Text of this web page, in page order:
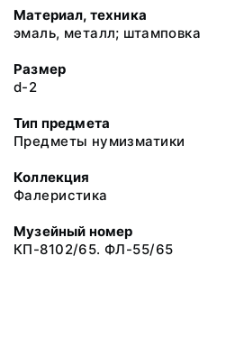
Материал, техника
эмаль, металл; штамповка
Размер
d-2
Тип предмета
Предметы нумизматики
Коллекция
Фалеристика
Музейный номер
КП-8102/65. ФЛ-55/65